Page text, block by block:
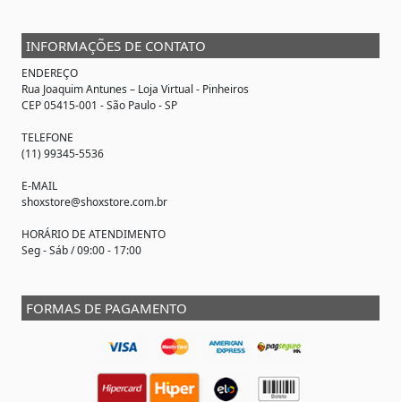
INFORMAÇÕES DE CONTATO
ENDEREÇO
Rua Joaquim Antunes – Loja Virtual - Pinheiros
CEP 05415-001 - São Paulo - SP
TELEFONE
(11) 99345-5536
E-MAIL
shoxstore@shoxstore.com.br
HORÁRIO DE ATENDIMENTO
Seg - Sáb / 09:00 - 17:00
FORMAS DE PAGAMENTO